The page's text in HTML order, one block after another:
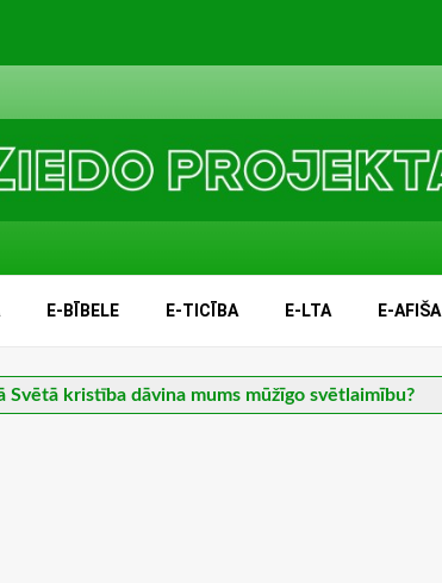
E-BĪBELE E-TICĪBA E-LTA E-AFIŠA
Svētā kristība dāvina mums mūžīgo svētlaimību?